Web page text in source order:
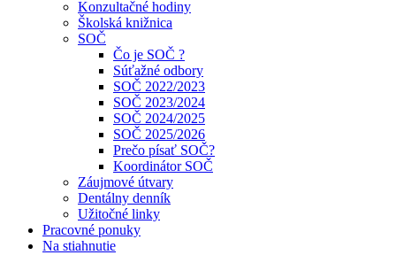
Konzultačné hodiny
Školská knižnica
SOČ
Čo je SOČ ?
Súťažné odbory
SOČ 2022/2023
SOČ 2023/2024
SOČ 2024/2025
SOČ 2025/2026
Prečo písať SOČ?
Koordinátor SOČ
Záujmové útvary
Dentálny denník
Užitočné linky
Pracovné ponuky
Na stiahnutie